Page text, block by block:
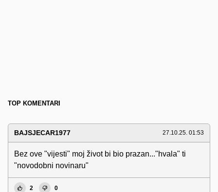
TOP KOMENTARI
BAJSJECAR1977 27.10.25. 01:53
Bez ove "vijesti" moj život bi bio prazan..."hvala" ti
"novodobni novinaru"
2 0